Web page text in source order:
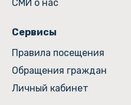
СМИ о нас
Сервисы
Правила посещения
Обращения граждан
Личный кабинет